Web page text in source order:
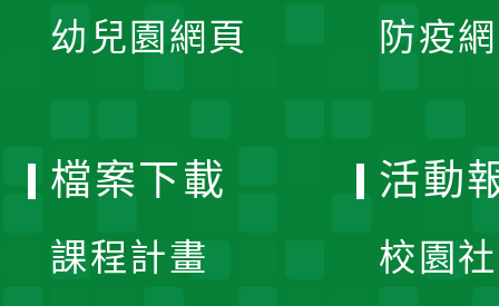
幼兒園網頁 防疫
檔案下載
課程計畫
活動
校園